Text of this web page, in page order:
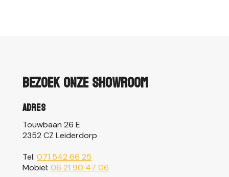
Bezoek onze showroom
Adres
Touwbaan 26 E
2352 CZ Leiderdorp
Tel: 071 542 66 25
Mobiel: 06 21 90 47 06